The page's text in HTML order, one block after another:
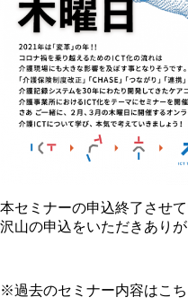
本セミナーの申込終了させて
沢山の申込をいただきありが
※過去のセミナー内容はこち